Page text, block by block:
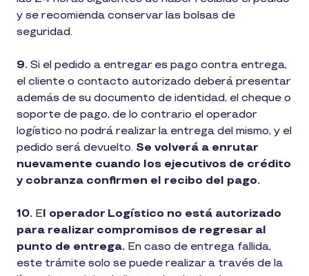
y se recomienda conservar las bolsas de
seguridad.
9. Si el pedido a entregar es pago contra entrega,
el cliente o contacto autorizado deberá presentar
además de su documento de identidad, el cheque o
soporte de pago, de lo contrario el operador
logístico no podrá realizar la entrega del mismo, y el
pedido será devuelto. Se volverá a enrutar
nuevamente cuando los ejecutivos de crédito
y cobranza confirmen el recibo del pago.
10. El operador Logístico no está autorizado
para realizar compromisos de regresar al
punto de entrega. En caso de entrega fallida,
este trámite solo se puede realizar a través de la